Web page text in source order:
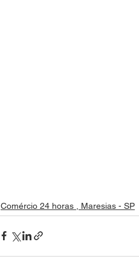
Comércio 24 horas , Maresias - SP